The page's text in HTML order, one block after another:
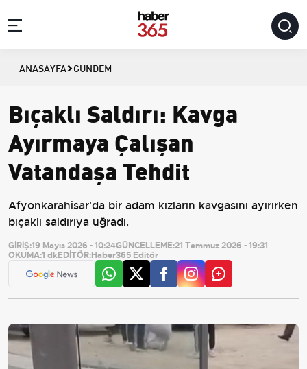
ANASAYFA GÜNDEM
Bıçaklı Saldırı: Kavga
Ayırmaya Çalışan
Vatandaşa Tehdit
Afyonkarahisar'da bir adam kızların kavgasını ayırırken
bıçaklı saldırıya uğradı.
GİRİŞ:19 Mayıs 2026 - 10:24GÜNCELLEME:21 Temmuz 2026 - 19:31
OKUMA:1 dkEDİTÖR:Haber365 Editör